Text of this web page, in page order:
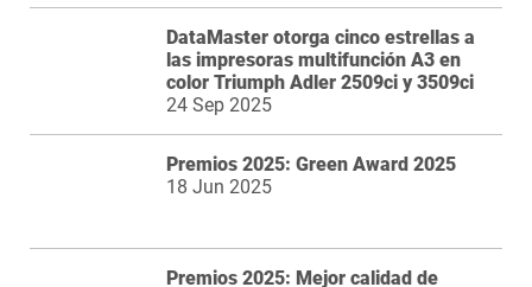
DataMaster otorga cinco estrellas a
las impresoras multifunción A3 en
color Triumph Adler 2509ci y 3509ci
24 Sep 2025
Premios 2025: Green Award 2025
18 Jun 2025
Premios 2025: Mejor calidad de